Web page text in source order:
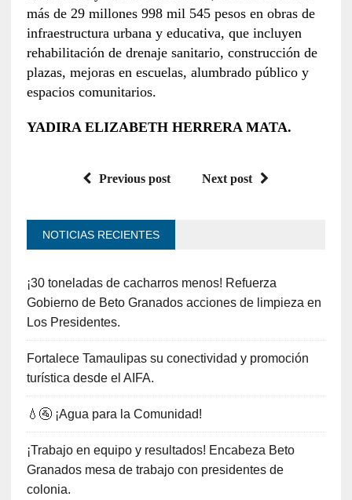
más de 29 millones 998 mil 545 pesos en obras de
infraestructura urbana y educativa, que incluyen
rehabilitación de drenaje sanitario, construcción de
plazas, mejoras en escuelas, alumbrado público y
espacios comunitarios.
YADIRA ELIZABETH HERRERA MATA.
Previous post Next post
NOTICIAS RECIENTES
¡30 toneladas de cacharros menos! Refuerza
Gobierno de Beto Granados acciones de limpieza en
Los Presidentes.
Fortalece Tamaulipas su conectividad y promoción
turística desde el AIFA.
💧🚰 ¡Agua para la Comunidad!
¡Trabajo en equipo y resultados! Encabeza Beto
Granados mesa de trabajo con presidentes de
colonia.